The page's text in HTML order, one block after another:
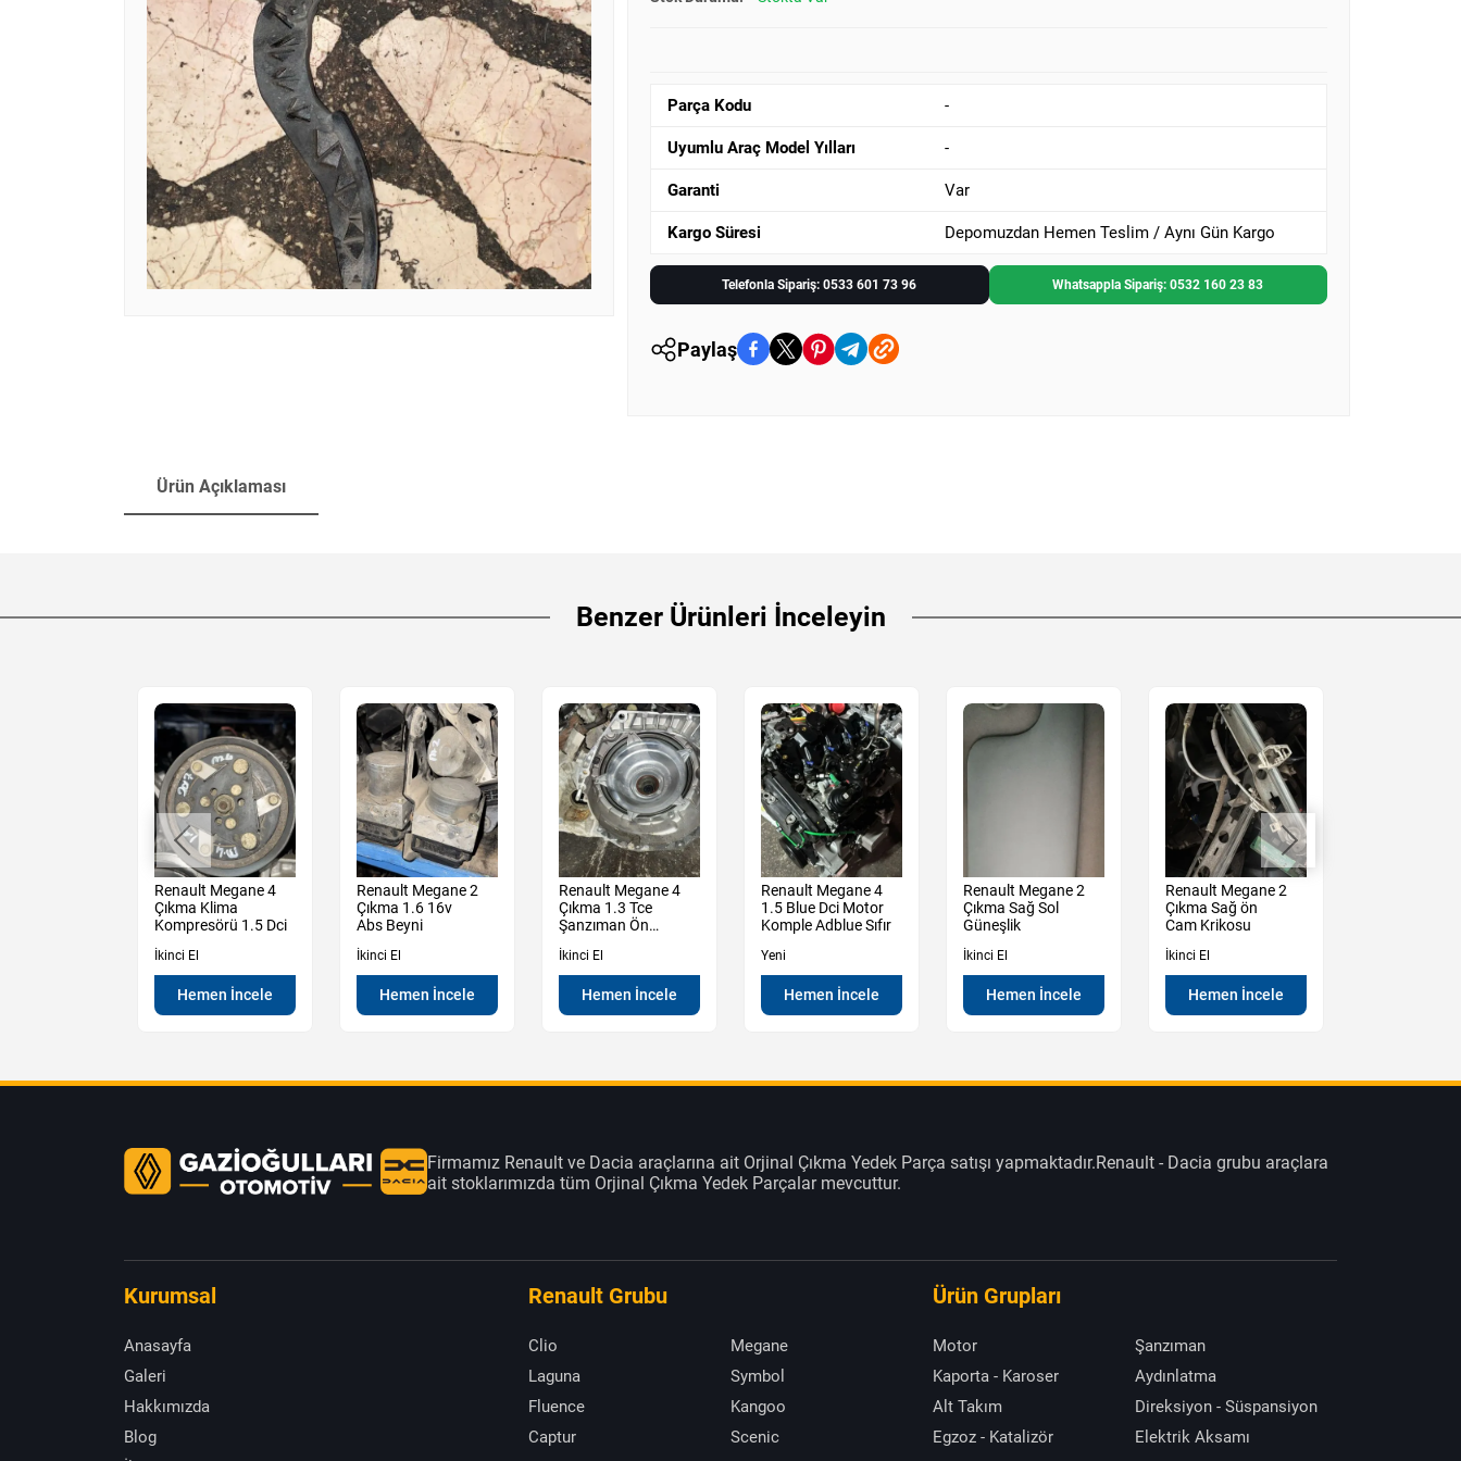
Parça Kodu -
Uyumlu Araç Model Yılları -
Garanti Var
Kargo Süresi Depomuzdan Hemen Teslim / Aynı Gün Kargo
Telefonla Sipariş: 0533 601 73 96 Whatsappla Sipariş: 0532 160 23 83
Paylaş
Ürün Açıklaması
Benzer Ürünleri İnceleyin
Renault Megane 4
Çıkma Klima
Kompresörü 1.5 Dci
İkinci El
Hemen İncele
Renault Megane 2
Çıkma 1.6 16v
Abs Beyni
İkinci El
Hemen İncele
Renault Megane 4
Çıkma 1.3 Tce
Şanzıman Ön
Muhafaza Kutu
İkinci El
Hemen İncele
Renault Megane 4
1.5 Blue Dci Motor
Komple Adblue Sıfır
Yeni
Hemen İncele
Renault Megane 2
Çıkma Sağ Sol
Güneşlik
İkinci El
Hemen İncele
Renault Megane 2
Çıkma Sağ ön
Cam Krikosu
İkinci El
Hemen İncele
Firmamız Renault ve Dacia araçlarına ait Orjinal Çıkma Yedek Parça satışı yapmaktadır.Renault - Dacia grubu araçlara
ait stoklarımızda tüm Orjinal Çıkma Yedek Parçalar mevcuttur.
Kurumsal
Anasayfa
Galeri
Hakkımızda
Blog
Renault Grubu
Clio
Megane
Laguna
Symbol
Fluence
Kangoo
Captur
Scenic
Ürün Grupları
Motor
Şanzıman
Kaporta - Karoser
Aydınlatma
Alt Takım
Direksiyon - Süspansiyon
Egzoz - Katalizör
Elektrik Aksamı